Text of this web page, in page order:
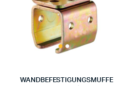
WANDBEFESTIGUNGSMUFFE